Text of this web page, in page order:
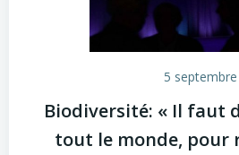
5 septembre
Biodiversité: « Il faut
tout le monde, pour